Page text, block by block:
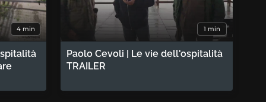
4 min 1 min
Paolo Cevoli | Le vie dell'ospitalità
TRAILER